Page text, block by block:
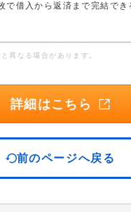
で借入から返済まで完結で
異なる場合があります。
詳細はこちら
前のページへ戻る